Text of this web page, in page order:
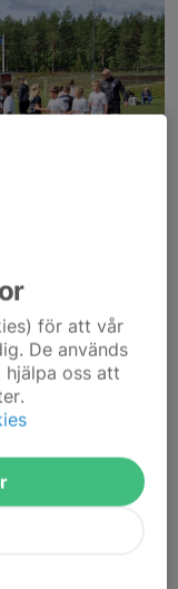
ett poolspel
Stugsund.
under dagen och
för att vår
De används
oss att